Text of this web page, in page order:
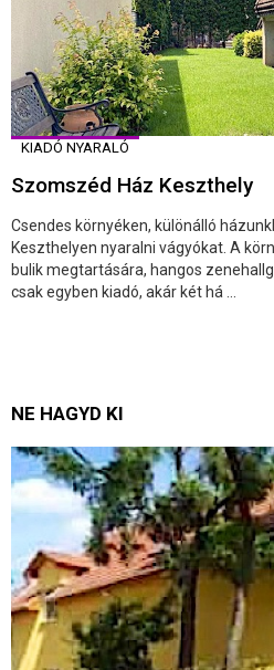
KIADÓ NYARALÓ
Szomszéd Ház Keszthely
Csendes környéken, különálló
Keszthelyen nyaralni vágyókat. A
bulik megtartására, hangos
csak egyben kiadó, akár két há ...
NE HAGYD KI